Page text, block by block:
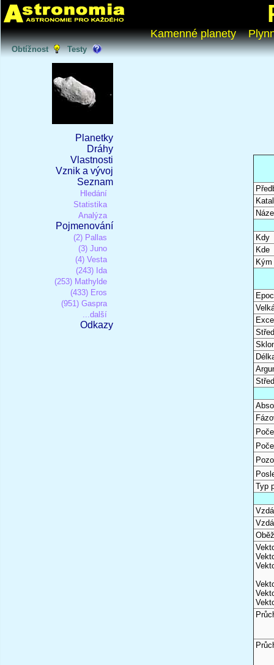
Kamenné planety
Obtížnost Testy
Planetky
Dráhy
Vlastnosti
Vznik a vývoj
Seznam
Hledání
Statistika
Analýza
Pojmenování
(2) Pallas
(3) Juno
(4) Vesta
(243) Ida
(253) Mathylde
(433) Eros
(951) Gaspra
...další
Odkazy
Kdy
Kde
Kým
Typ